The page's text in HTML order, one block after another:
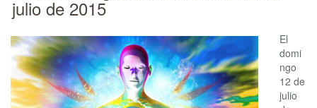
julio de 2015
El
domi
ngo
12 de
julio